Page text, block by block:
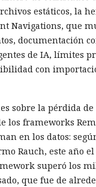
estáticos, la
Navigations, que
documentación
de IA, límites
con
sobre la pérdida
los frameworks
en los datos:
Rauch, este año
superó los
que fue de